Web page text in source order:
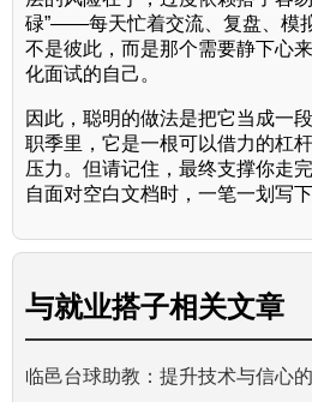
碌”——每天忙着交流、复盘、模
不是彼此，而是那个需要静下心
化面试的自己。
因此，聪明的做法是把它当成一
职季里，它是一根可以借力的杠
压力。但请记住，最终支撑你走
自面对空白文档时，一笔一划写
与就业搭子相关文章
临邑台球助教：提升技术与信心